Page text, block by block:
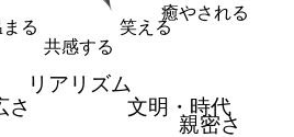
癒やされる
笑える
共感する
る
リアリズム
文明・時代
親密さ
さ